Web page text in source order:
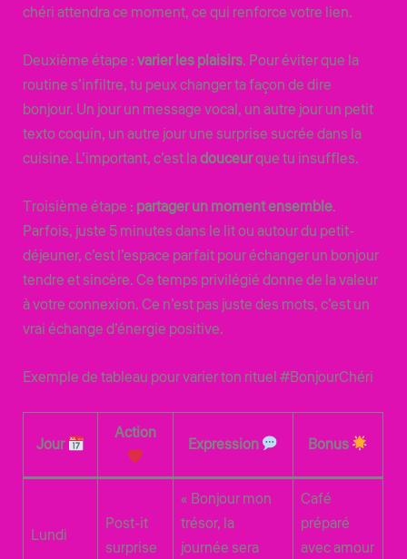
chéri attendra ce moment, ce qui renforce votre lien.
Deuxième étape :varier les plaisirs. Pour éviter que la
routine s’infiltre, tu peux changer ta façon de dire
bonjour. Un jour un message vocal, un autre jour un petit
texto coquin, un autre jour une surprise sucrée dans la
cuisine. L’important, c’est ladouceurque tu insuffles.
Troisième étape : partager un moment ensemble.
Parfois, juste 5 minutes dans le lit ou autour du petit-
déjeuner, c’est l’espace parfait pour échanger un bonjour
tendre et sincère. Ce temps privilégié donne de la valeur
à votre connexion. Ce n’est pas juste des mots, c’est un
vrai échange d’énergie positive.
Exemple de tableau pour varier ton rituel #BonjourChéri
Jour
Action
Expression Bonus
Lundi
Post-it
surprise
« Bonjour mon
trésor, la
journée sera
Café
préparé
avec amour